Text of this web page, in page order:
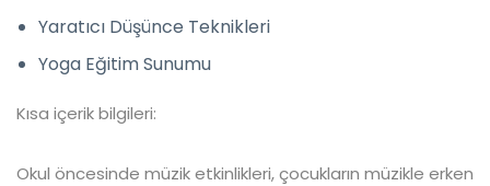
Yaratıcı Düşünce Teknikleri
Yoga Eğitim Sunumu
Kısa içerik bilgileri:
Okul öncesinde müzik etkinlikleri, çocukların müzikle erken